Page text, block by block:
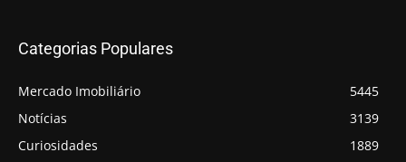
Categorias Populares
Mercado Imobiliário
5445
Notícias
3139
Curiosidades
1889